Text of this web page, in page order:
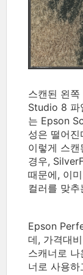
스캔된 왼
Studio 8 파
는 Epson
성은 떨어진
이렇게 스
경우,
때문에, 이
컬러를 맞
Epson
데, 가격대
스캐너로
너로 사용